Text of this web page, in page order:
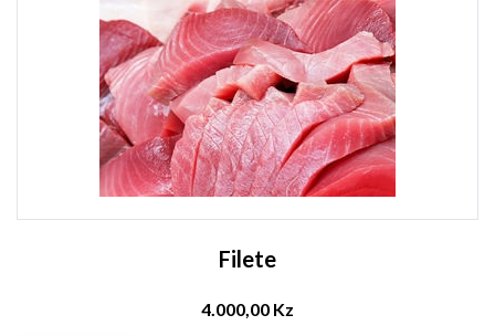
Filete
4.000,00 Kz